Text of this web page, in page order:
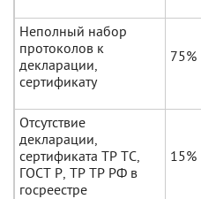
Неполный набор
протоколов к
декларации,
сертификату
75%
Отсутствие
декларации,
сертификата ТР ТС,
ГОСТ Р, ТР ТР РФ в
госреестре
15%